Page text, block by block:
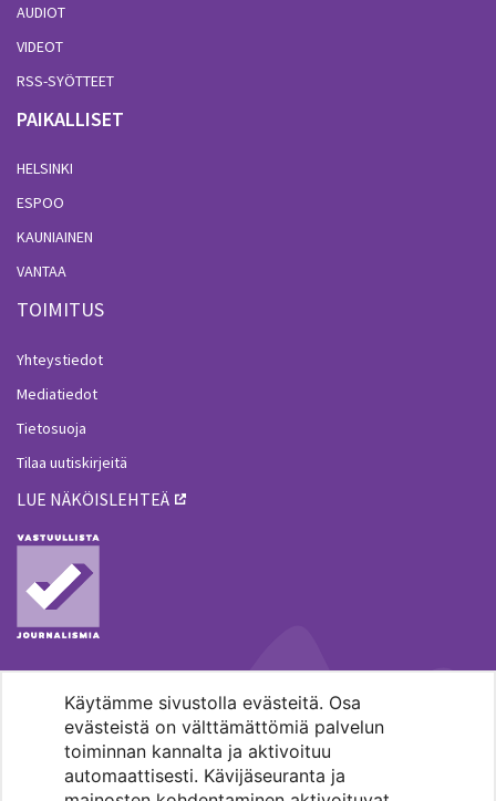
Käytämme sivustolla evästeitä. Osa
evästeistä on välttämättömiä palvelun
toiminnan kannalta ja aktivoituu
automaattisesti. Kävijäseuranta ja
AUDIOT
VIDEOT
RSS-SYÖTTEET
PAIKALLISET
HELSINKI
ESPOO
KAUNIAINEN
VANTAA
TOIMITUS
Yhteystiedot
Mediatiedot
Tietosuoja
Tilaa uutiskirjeitä
LUE NÄKÖISLEHTEÄ
MENOHAKU